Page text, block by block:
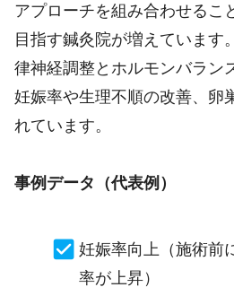
アプローチを組み合わせるこ
目指す鍼灸院が増えています
律神経調整とホルモンバラン
妊娠率や生理不順の改善、卵
れています。
事例データ（代表例）
妊娠率向上（施術前
率が上昇）